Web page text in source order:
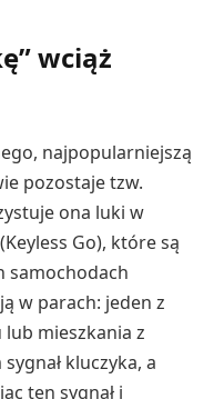
wciąż
najpopularniejszą
pozostaje tzw.
ona luki w
Go), które są
samochodach
w parach: jeden z
mieszkania z
kluczyka, a
ten sygnał i